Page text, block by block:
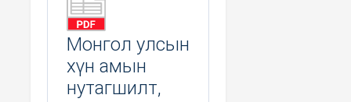
Монгол улсын
хүн амын
нутагшилт,